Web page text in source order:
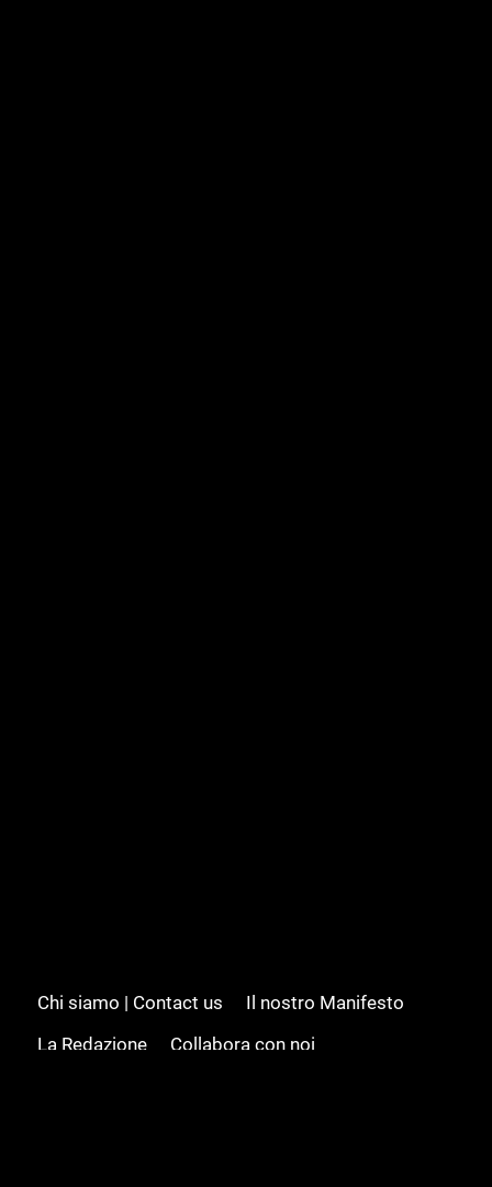
Chi siamo | Contact us
Il nostro Manifesto
La Redazione
Collabora con noi